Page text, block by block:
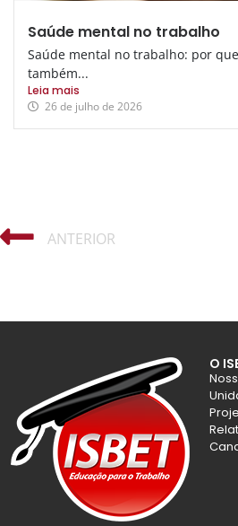
Saúde mental no trabalho
Saúde mental no trabalho: por
também...
Leia mais
26 de julho de 2026
ANTERIOR
O